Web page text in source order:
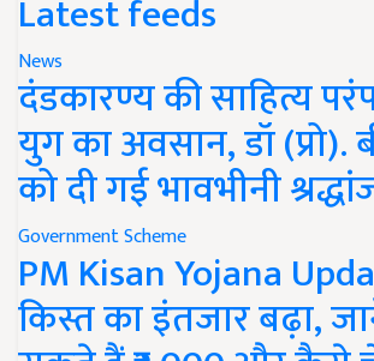
Latest feeds
News
दंडकारण्य की साहित्य
युग का अवसान, डॉ (प्रो).
को दी गई भावभीनी
Government Scheme
PM Kisan Yojana
किस्त का इंतजार बढ़ा,